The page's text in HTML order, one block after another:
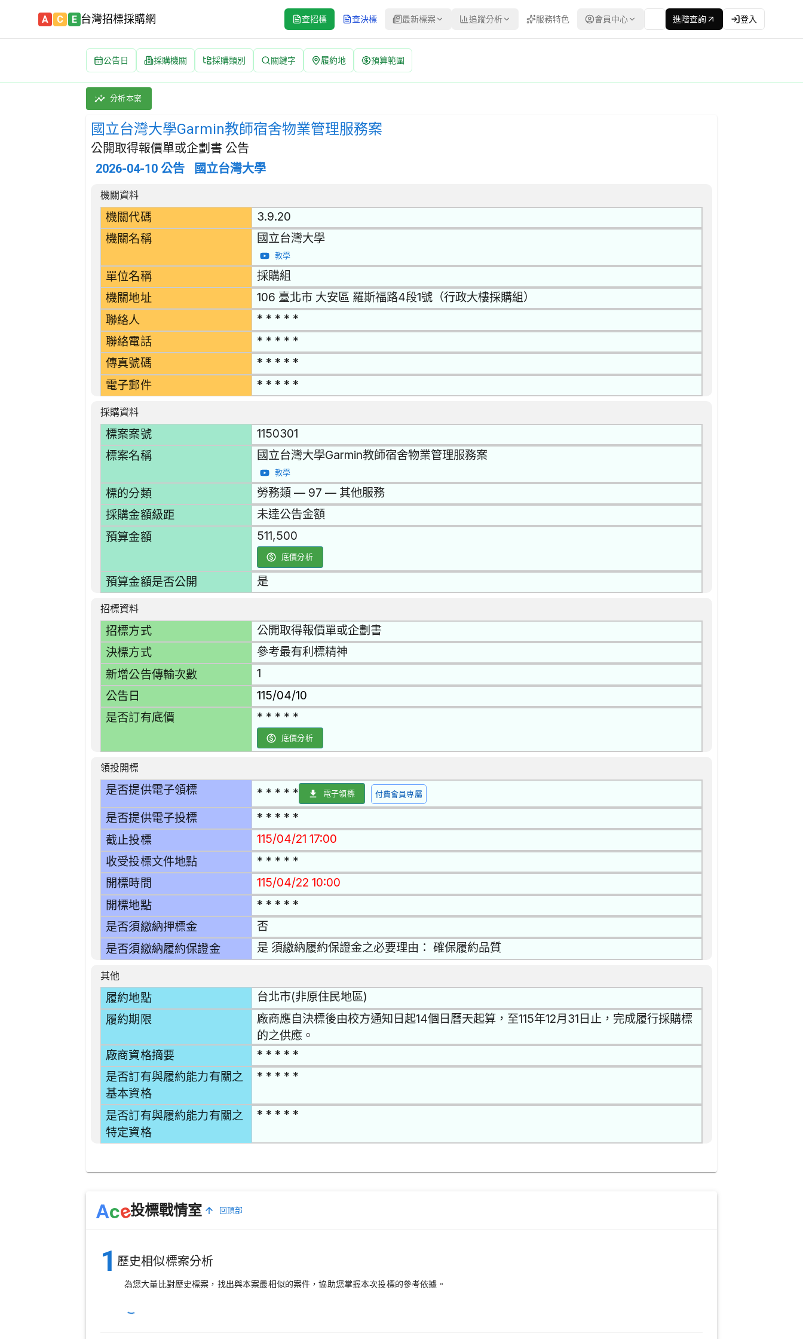
A C E 台灣招標採購網 查招標 查決標 最新標案 追蹤分析 服務特色 會員中心 進階查詢 登入
公告日 採購機關 採購類別 關鍵字 履約地 預算範圍
國立台灣大學Garmin教師宿舍物業管理服務案 招標公告 | 案號：1150301 | 公開取得報價單或企劃書 公告
採購類別：勞務類 其他服務 | 招標方式：公開取得報價單或企劃書 | 決標方式：參考最有利標精神 | 資料來源：台灣政府電子採購網（公共工程委員會） | 更新時間：
分析本案
國立台灣大學Garmin教師宿舍物業管理服務案
公開取得報價單或企劃書 公告
2026-04-10 公告 國立台灣大學
招標公告詳細內容
機關資料
機關代碼 3.9.20
機關名稱 國立台灣大學
教學
單位名稱 採購組
機關地址 106 臺北市 大安區 羅斯福路4段1號（行政大樓採購組）
聯絡人 * * * * *
聯絡電話 * * * * *
傳真號碼 * * * * *
電子郵件 * * * * *
採購資料
標案案號 1150301
標案名稱 國立台灣大學Garmin教師宿舍物業管理服務案
教學
標的分類 勞務類 — 97 — 其他服務
採購金額級距 未達公告金額
預算金額 511,500
底價分析
預算金額是否公開 是
招標資料
招標方式 公開取得報價單或企劃書
決標方式 參考最有利標精神
新增公告傳輸次數 1
公告日 115/04/10
是否訂有底價 * * * * *
底價分析
領投開標
是否提供電子領標 * * * * * 電子領標 付費會員專屬
是否提供電子投標 * * * * *
截止投標 115/04/21 17:00
收受投標文件地點 * * * * *
開標時間 115/04/22 10:00
開標地點 * * * * *
是否須繳納押標金 否
是否須繳納履約保證金 是 須繳納履約保證金之必要理由： 確保履約品質
其他
履約地點 台北市(非原住民地區)
履約期限
廠商應自決標後由校方通知日起14個日曆天起算，至115年12月31日止，完成履行採購標
的之供應。
廠商資格摘要 * * * * *
是否訂有與履約能力有關之
基本資格
* * * * *
是否訂有與履約能力有關之
特定資格
* * * * *
Ace投標戰情室 回頂部
1 歷史相似標案分析
為您大量比對歷史標案，找出與本案最相似的案件，協助您掌握本次投標的參考依據。